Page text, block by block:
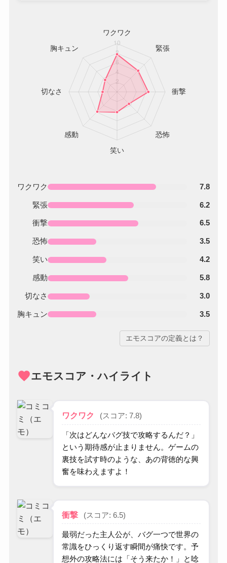
ワクワク 7.8
緊張 6.2
衝撃 6.5
恐怖 3.5
笑い 4.2
感動 5.8
切なさ 3.0
胸キュン 3.5
エモスコアの定義とは？
favoriteエモスコア・ハイライト
ワクワク (スコア: 7.8)
「次はどんなバグ技で攻略するんだ？」
という期待感が止まりません。ゲームの
裏技を試す時のような、あの背徳的な興
奮を味わえますよ！
衝撃 (スコア: 6.5)
最弱だった主人公が、バグ一つで世界の
常識をひっくり返す瞬間が痛快です。予
想外の攻略法には「そう来たか！」と唸